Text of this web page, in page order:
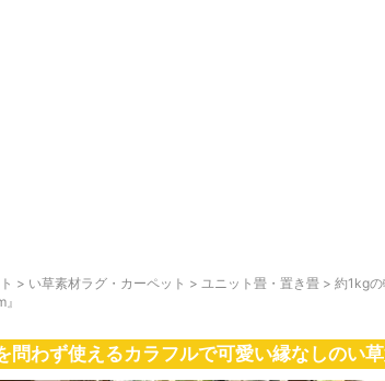
> い草素材ラグ・カーペット > ユニット畳・置き畳 > 約1kg
問わず使えるカラフルで可愛い縁なしのい草